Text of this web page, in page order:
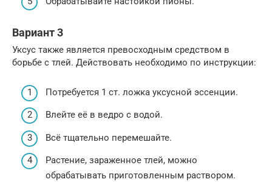
Вариант 3
Уксус также является превосходным средством в
борьбе с тлей. Действовать необходимо по инструкции:
Потребуется 1 ст. ложка уксусной эссенции.
Влейте её в ведро с водой.
Всё тщательно перемешайте.
Растение, зараженное тлей, можно
обрабатывать приготовленным раствором.